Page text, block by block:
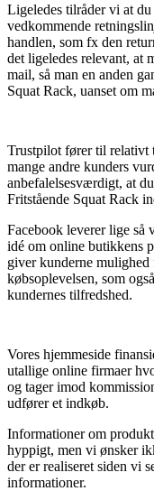
Ligeledes tilråder vi at
vedkommende
handlen, som fx den
det ligeledes relevant, at
mail, så man en anden
Squat Rack, uanset om
Trustpilot fører til relativt
mange andre kunders
anbefalelsesværdigt, at
Fritstående Squat Rack
Facebook leverer lige så
idé om online butikkens
giver kunderne
købsoplevelsen, som
kundernes tilfredshed.
Vores hjemmeside
utallige online firmaer
og tager imod
udfører et indkøb.
Informationer om
hyppigt, men vi ønsker
der er realiseret siden vi
informationer.